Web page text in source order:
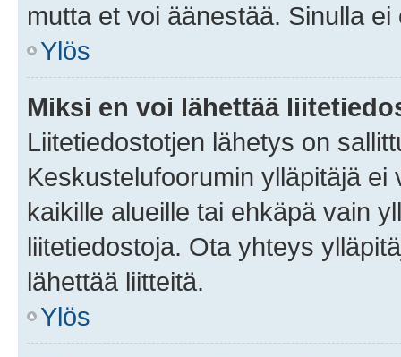
mutta et voi äänestää. Sinulla
Ylös
Miksi en voi lähettää
Liitetiedostotjen lähetys on
Keskustelufoorumin ylläpitäjä
kaikille alueille tai ehkäpä vain
liitetiedostoja. Ota yhteys
lähettää liitteitä.
Ylös